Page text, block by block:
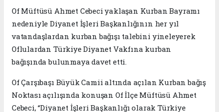
Of Müftüsü Ahmet Cebeci yaklaşan Kurban Bayramı
nedeniyle Diyanet İşleri Başkanlığının her yıl
vatandaşlardan kurban bağışı talebini yineleyerek
Oflulardan Türkiye Diyanet Vakfına kurban
bağışında bulunmaya davet etti.
Of Çarşıbaşı Büyük Camii altında açılan Kurban bağış
Noktası açılışında konuşan Of İlçe Müftüsü Ahmet
Cebeci, “Diyanet İşleri Başkanlığı olarak Türkiye